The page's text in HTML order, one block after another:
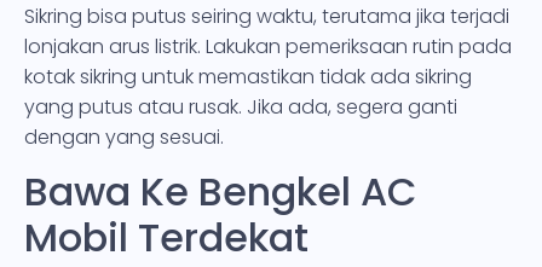
Sikring bisa putus seiring waktu, terutama jika terjadi
lonjakan arus listrik. Lakukan pemeriksaan rutin pada
kotak sikring untuk memastikan tidak ada sikring
yang putus atau rusak. Jika ada, segera ganti
dengan yang sesuai.
Bawa Ke Bengkel AC
Mobil Terdekat